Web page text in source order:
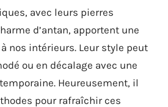
avec leurs pierres
d’antan, apportent une
nos intérieurs. Leur style peut
ou en décalage avec une
Heureusement, il
pour rafraîchir ces